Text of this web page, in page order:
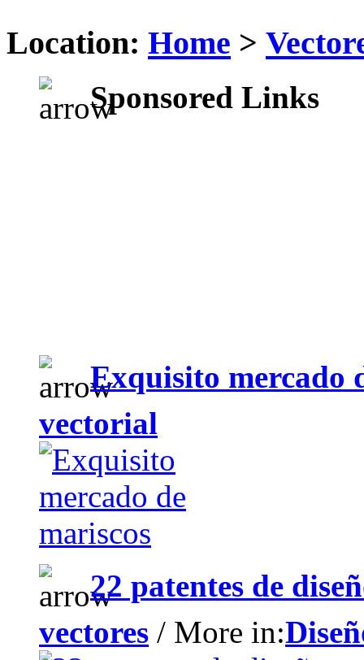
Location: Home >
Sponsored Links
Exquisito mercado
vectorial
22 patentes de
vectores / More in: